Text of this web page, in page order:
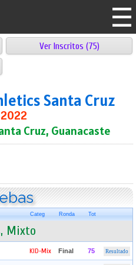
Ver Inscritos (75)
Santa Cruz
Cruz, Guanacaste
Categ Ronda Tot
Mixto
KID-Mix Final 75 Resultado